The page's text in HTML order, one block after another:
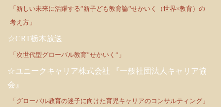
「新しい未来に活躍する”新子ども教育論”せかいく（世界×教育）の
考え方」
☆CRT栃木放送
「次世代型グローバル教育”せかいく”」
☆ユニークキャリア株式会社 『一般社団法人キャリア協
会』
「グローバル教育の迷子に向けた育児キャリアのコンサルティング」